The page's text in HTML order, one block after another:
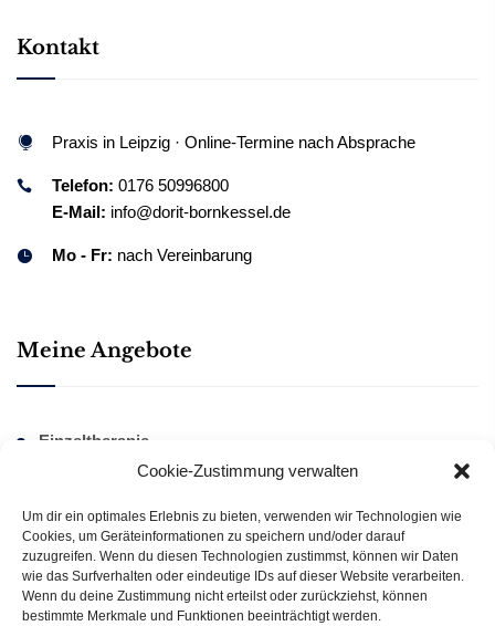
Cookie-Zustimmung verwalten
Um dir ein optimales Erlebnis zu bieten, verwenden wir Technologien wie
Cookies, um Geräteinformationen zu speichern und/oder darauf
zuzugreifen. Wenn du diesen Technologien zustimmst, können wir Daten
wie das Surfverhalten oder eindeutige IDs auf dieser Website verarbeiten.
Wenn du deine Zustimmung nicht erteilst oder zurückziehst, können
bestimmte Merkmale und Funktionen beeinträchtigt werden.
Kontakt
Praxis in Leipzig · Online-Termine nach Absprache
Telefon: 0176 50996800
E-Mail: info@dorit-bornkessel.de
Mo - Fr: nach Vereinbarung
Meine Angebote
Einzeltherapie
Traumatherapie
Paartherapie
Webinar